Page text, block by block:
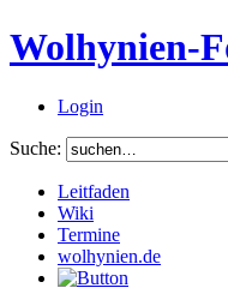
Wolhynien-
Login
Suche:
Leitfaden
Wiki
Termine
wolhynien.de